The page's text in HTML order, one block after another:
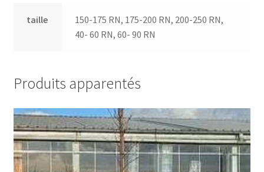
taille
150-175 RN, 175-200 RN, 200-250 RN,
40- 60 RN, 60- 90 RN
Produits apparentés